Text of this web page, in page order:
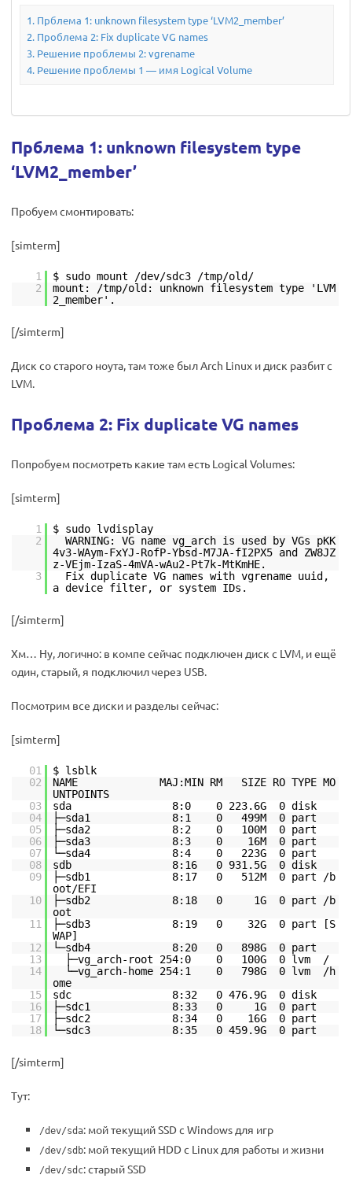
Прблема 1: unknown filesystem type ‘LVM2_member’
Проблема 2: Fix duplicate VG names
Решение проблемы 2: vgrename
Решение проблемы 1 — имя Logical Volume
Прблема 1: unknown filesystem type
‘LVM2_member’
Пробуем смонтировать:
[simterm]
1
$ sudo mount /dev/sdc3 /tmp/old/
2
mount: /tmp/old: unknown filesystem type 'LVM
2_member'.
[/simterm]
Диск со старого ноута, там тоже был Arch Linux и диск разбит с
LVM.
Проблема 2: Fix duplicate VG names
Попробуем посмотреть какие там есть Logical Volumes:
[simterm]
1
$ sudo lvdisplay
2
WARNING: VG name vg_arch is used by VGs pKK
4v3-WAym-FxYJ-RofP-Ybsd-M7JA-fI2PX5 and ZW8JZ
z-VEjm-IzaS-4mVA-wAu2-Pt7k-MtKmHE.
3
Fix duplicate VG names with vgrename uuid,
a device filter, or system IDs.
[/simterm]
Хм… Ну, логично: в компе сейчас подключен диск с LVM, и ещё
один, старый, я подключил через USB.
Посмотрим все диски и разделы сейчас:
[simterm]
01
$ lsblk
02
NAME MAJ:MIN RM SIZE RO TYPE MO
UNTPOINTS
03
sda 8:0 0 223.6G 0 disk
04
├─sda1 8:1 0 499M 0 part
05
├─sda2 8:2 0 100M 0 part
06
├─sda3 8:3 0 16M 0 part
07
└─sda4 8:4 0 223G 0 part
08
sdb 8:16 0 931.5G 0 disk
09
├─sdb1 8:17 0 512M 0 part /b
oot/EFI
10
├─sdb2 8:18 0 1G 0 part /b
oot
11
├─sdb3 8:19 0 32G 0 part [S
WAP]
12
└─sdb4 8:20 0 898G 0 part
13
├─vg_arch-root 254:0 0 100G 0 lvm /
14
└─vg_arch-home 254:1 0 798G 0 lvm /h
ome
15
sdc 8:32 0 476.9G 0 disk
16
├─sdc1 8:33 0 1G 0 part
17
├─sdc2 8:34 0 16G 0 part
18
└─sdc3 8:35 0 459.9G 0 part
[/simterm]
Тут:
/dev/sda: мой текущий SSD с Windows для игр
/dev/sdb: мой текущий HDD с Linux для работы и жизни
/dev/sdc: старый SSD